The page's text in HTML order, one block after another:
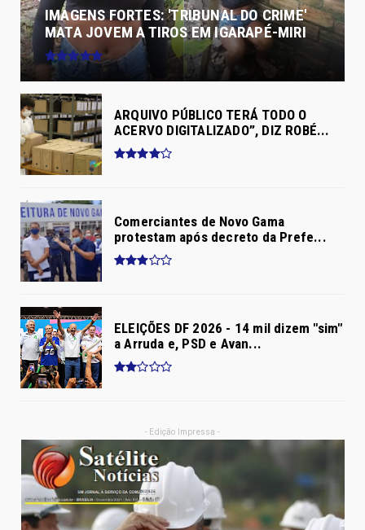
IMAGENS FORTES: 'TRIBUNAL DO CRIME'
MATA JOVEM A TIROS EM IGARAPÉ-MIRI
ARQUIVO PÚBLICO TERÁ TODO O
ACERVO DIGITALIZADO”, DIZ ROBÉ...
Comerciantes de Novo Gama
protestam após decreto da Prefe...
ELEIÇÕES DF 2026 - 14 mil dizem "sim"
a Arruda e, PSD e Avan...
- Edição Impressa -